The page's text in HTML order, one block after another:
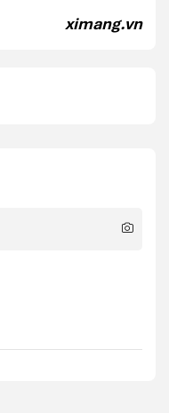
ximang.vn